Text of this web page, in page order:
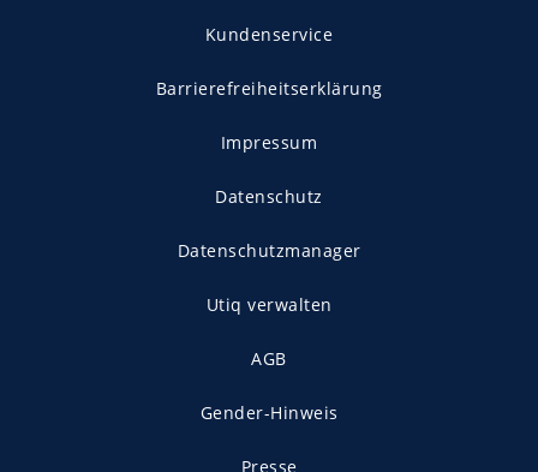
Kundenservice
Barrierefreiheitserklärung
Impressum
Datenschutz
Datenschutzmanager
Utiq verwalten
AGB
Gender-Hinweis
Presse